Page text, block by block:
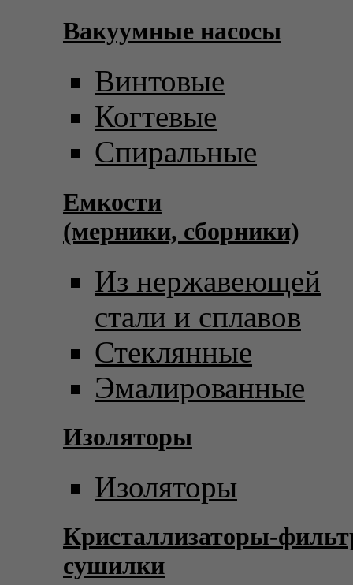
Вакуумные насосы
Винтовые
Когтевые
Спиральные
Емкости
(мерники, сборники)
Из нержавеющей
стали и сплавов
Стеклянные
Эмалированные
Изоляторы
Изоляторы
Кристаллизаторы-
сушилки